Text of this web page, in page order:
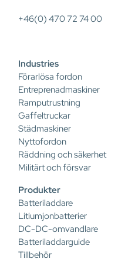
+46(0) 470 72 74 00
Industries
Förarlösa fordon
Entreprenadmaskiner
Ramputrustning
Gaffeltruckar
Städmaskiner
Nyttofordon
Räddning och säkerhet
Militärt och försvar
Produkter
Batteriladdare
Litiumjonbatterier
DC-DC-omvandlare
Batteriladdarguide
Tillbehör